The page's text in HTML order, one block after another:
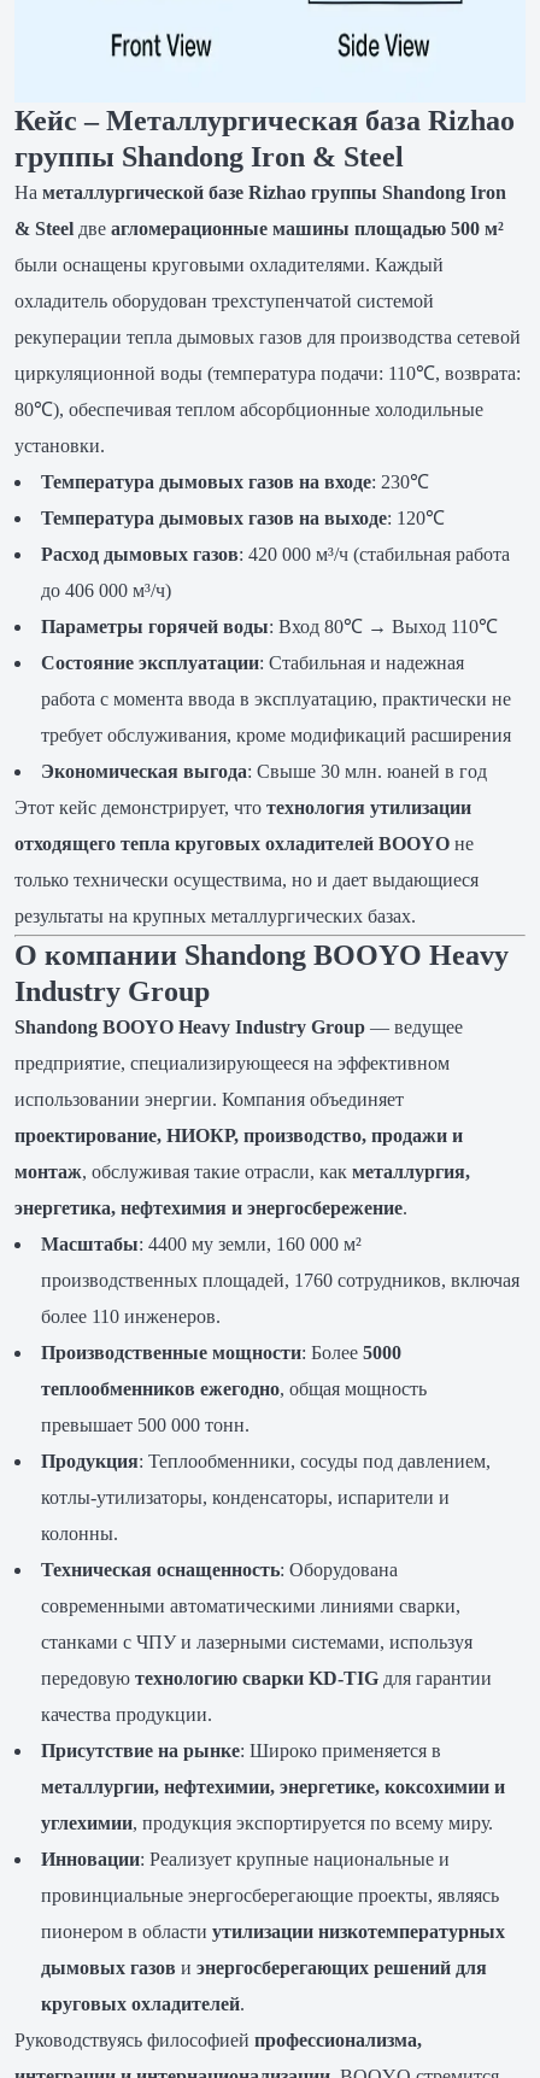
Кейс – Металлургическая база Rizhao
группы Shandong Iron & Steel
На металлургической базе Rizhao группы Shandong Iron
& Steelдве агломерационные машины площадью 500 м²
были оснащены круговыми охладителями. Каждый
охладитель оборудован трехступенчатой системой
рекуперации тепла дымовых газов для производства сетевой
циркуляционной воды (температура подачи: 110℃, возврата:
80℃), обеспечивая теплом абсорбционные холодильные
установки.
Температура дымовых газов на входе: 230℃
Температура дымовых газов на выходе: 120℃
Расход дымовых газов: 420 000 м³/ч (стабильная работа
до 406 000 м³/ч)
Параметры горячей воды: Вход 80℃ → Выход 110℃
Состояние эксплуатации: Стабильная и надежная
работа с момента ввода в эксплуатацию, практически не
требует обслуживания, кроме модификаций расширения
Экономическая выгода: Свыше 30 млн. юаней в год
Этот кейс демонстрирует, что технология утилизации
отходящего тепла круговых охладителей BOOYOне
только технически осуществима, но и дает выдающиеся
результаты на крупных металлургических базах.
О компании Shandong BOOYO Heavy
Industry Group
Shandong BOOYO Heavy Industry Group— ведущее
предприятие, специализирующееся на эффективном
использовании энергии. Компания объединяет
проектирование, НИОКР, производство, продажи и
монтаж, обслуживая такие отрасли, как металлургия,
энергетика, нефтехимия и энергосбережение.
Масштабы: 4400 му земли, 160 000 м²
производственных площадей, 1760 сотрудников, включая
более 110 инженеров.
Производственные мощности: Более 5000
теплообменников ежегодно, общая мощность
превышает 500 000 тонн.
Продукция: Теплообменники, сосуды под давлением,
котлы-утилизаторы, конденсаторы, испарители и
колонны.
Техническая оснащенность: Оборудована
современными автоматическими линиями сварки,
станками с ЧПУ и лазерными системами, используя
передовую технологию сварки KD-TIGдля гарантии
качества продукции.
Присутствие на рынке: Широко применяется в
металлургии, нефтехимии, энергетике, коксохимии и
углехимии, продукция экспортируется по всему миру.
Инновации: Реализует крупные национальные и
провинциальные энергосберегающие проекты, являясь
пионером в области утилизации низкотемпературных
дымовых газов и энергосберегающих решений для
круговых охладителей.
Руководствуясь философией профессионализма,